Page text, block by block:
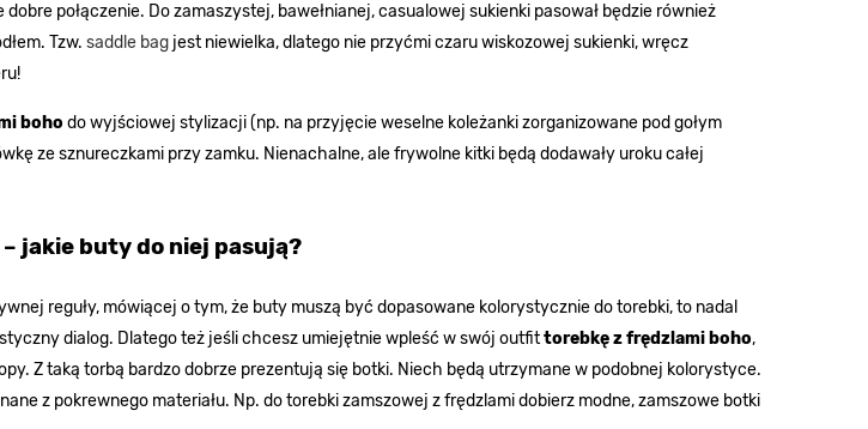
połączenie. Do zamaszystej, bawełnianej, casualowej sukienki pasował będzie również
Tzw. saddle bag jest niewielka, dlatego nie przyćmi czaru wiskozowej sukienki, wręcz
boho do wyjściowej stylizacji (np. na przyjęcie weselne koleżanki zorganizowane pod gołym
ze sznureczkami przy zamku. Nienachalne, ale frywolne kitki będą dodawały uroku całej
jakie buty do niej pasują?
reguły, mówiącej o tym, że buty muszą być dopasowane kolorystycznie do torebki, to nadal
dialog. Dlatego też jeśli chcesz umiejętnie wpleść w swój outfittorebkę z frędzlami boho,
Z taką torbą bardzo dobrze prezentują się botki. Niech będą utrzymane w podobnej kolorystyce.
z pokrewnego materiału. Np. do torebki zamszowej z frędzlami dobierz modne, zamszowe botki